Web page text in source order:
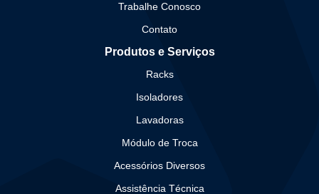
Trabalhe Conosco
Contato
Produtos e Serviços
Racks
Isoladores
Lavadoras
Módulo de Troca
Acessórios Diversos
Assistência Técnica